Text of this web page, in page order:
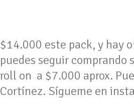
$14.000 este pack, y hay
puedes seguir comprando
roll on a $7.000 aprox.
Cortínez. Sígueme en